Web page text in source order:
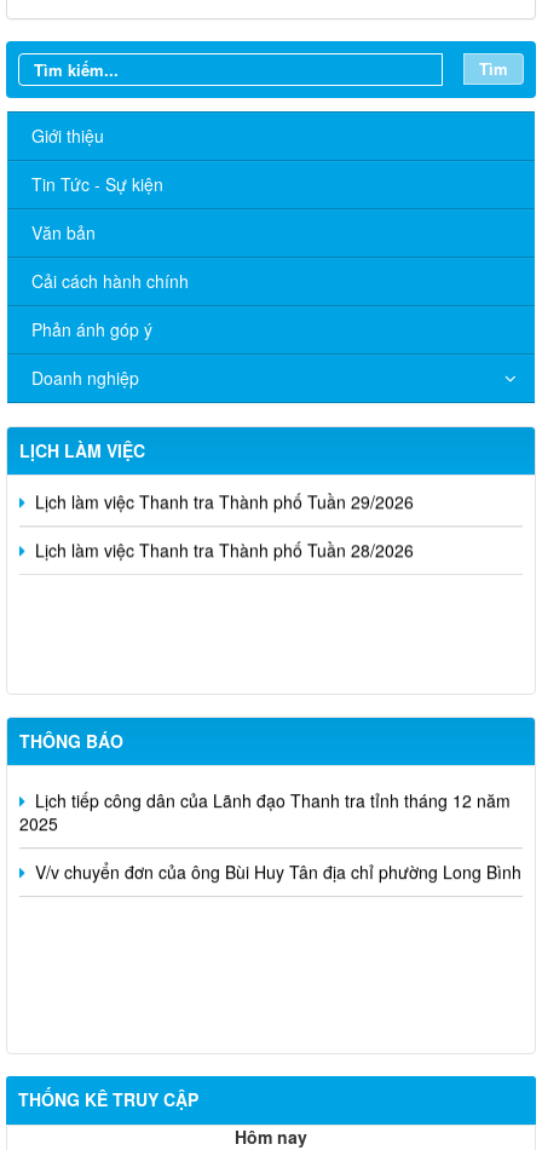
Tìm
Giới thiệu
Tin Tức - Sự kiện
Văn bản
Cải cách hành chính
Phản ánh góp ý
Doanh nghiệp
LỊCH LÀM VIỆC
Lịch làm việc Thanh tra Thành phố Tuần 31/2026
Lịch làm việc Thanh tra Thành phố Tuần 30/2026
Lịch làm việc Thanh tra Thành phố Tuần 29/2026
Lịch làm việc Thanh tra Thành phố Tuần 28/2026
THÔNG BÁO
Công khai tiết kiệm chi thường xuyên dự toán năm 2025 theo
Nghị quyết số 173/NQ-CP của Chính Phủ (sau sát nhập)
Lịch tiếp công dân của Lãnh đạo Thanh tra tỉnh tháng 12 năm
2025
V/v chuyển đơn của ông Bùi Huy Tân địa chỉ phường Long Bình
THỐNG KÊ TRUY CẬP
Hôm nay